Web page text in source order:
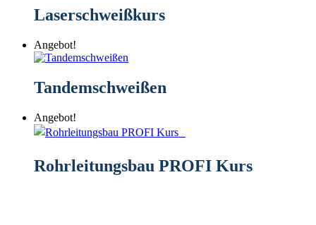
Laserschweißkurs
Angebot!
Tandemschweißen
Angebot!
Rohrleitungsbau PROFI Kurs